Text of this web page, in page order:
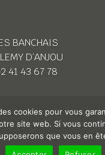
BANCHAIS
D’ANJOU
41 43 67 78
02 43 87 38 08
cookies pour vous
site web. Si vous
que vous en